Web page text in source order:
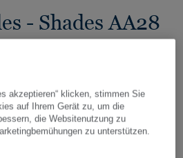
- Shades AA28
Design der Teppichboden
erzeugt einen luxuriösen
perfekt mit den Mustern von
akzeptieren“ klicken, stimmen Sie
auf Ihrem Gerät zu, um die
die Websitenutzung zu
zu unterstützen.